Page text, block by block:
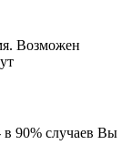
Возможен
90% случаев Вы